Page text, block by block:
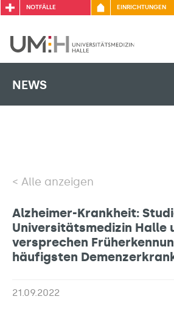
NOTFÄLLE EINRICHTUNGEN
NEWS
Alle anzeigen
Alzheimer-Krankheit:
Universitätsmedizin Halle
versprechen
häufigsten
21.09.2022